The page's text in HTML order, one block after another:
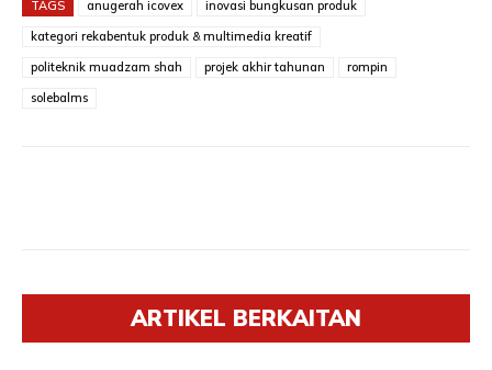
TAGS anugerah icovex
inovasi bungkusan produk
kategori rekabentuk produk & multimedia kreatif
politeknik muadzam shah
projek akhir tahunan
rompin
solebalms
ARTIKEL BERKAITAN